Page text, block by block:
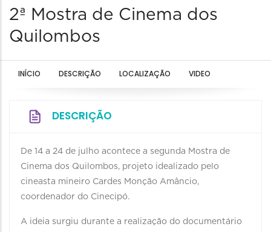
2ª Mostra de Cinema dos
Quilombos
INÍCIO DESCRIÇÃO LOCALIZAÇÃO VIDEO
DESCRIÇÃO
De 14 a 24 de julho acontece a segunda Mostra de
Cinema dos Quilombos, projeto idealizado pelo
cineasta mineiro Cardes Monção Amâncio,
coordenador do Cinecipó.
A ideia surgiu durante a realização do documentário